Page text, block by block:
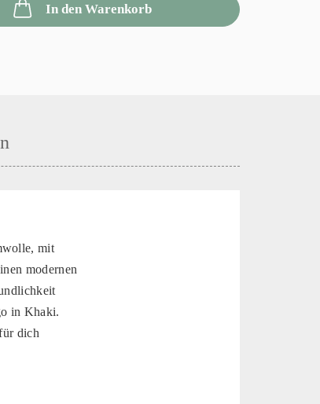
In den Warenkorb
mit
modernen
in Khaki.
dich